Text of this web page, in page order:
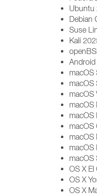
Ubuntu
Debian
Suse
Kali
Android
macOS
macOS
macOS
macOS
macOS
macOS
macOS
macOS
macOS
OS X
OS X
OS X